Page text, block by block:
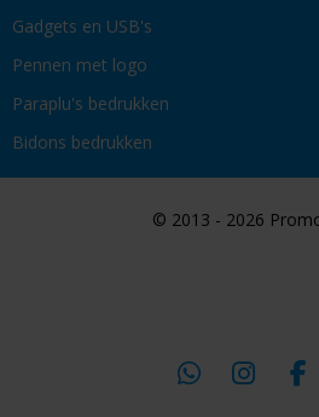
Gadgets en USB's
Pennen met logo
Paraplu's bedrukken
Bidons bedrukken
© 2013 - 2026